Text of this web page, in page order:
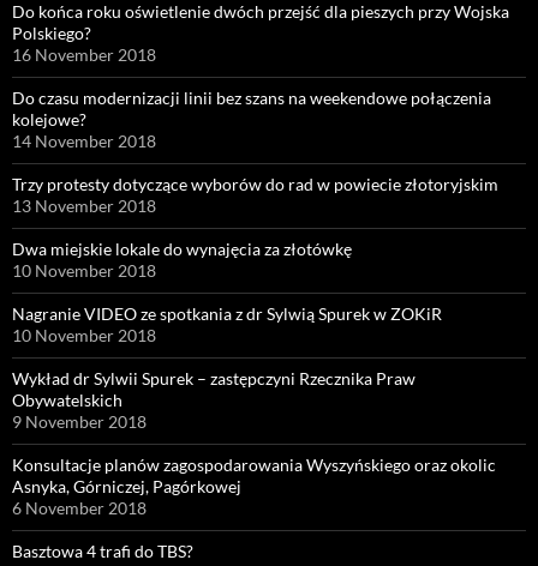
Do końca roku oświetlenie dwóch przejść dla pieszych przy Wojska
Polskiego?
16 November 2018
Do czasu modernizacji linii bez szans na weekendowe połączenia
kolejowe?
14 November 2018
Trzy protesty dotyczące wyborów do rad w powiecie złotoryjskim
13 November 2018
Dwa miejskie lokale do wynajęcia za złotówkę
10 November 2018
Nagranie VIDEO ze spotkania z dr Sylwią Spurek w ZOKiR
10 November 2018
Wykład dr Sylwii Spurek – zastępczyni Rzecznika Praw
Obywatelskich
9 November 2018
Konsultacje planów zagospodarowania Wyszyńskiego oraz okolic
Asnyka, Górniczej, Pagórkowej
6 November 2018
Basztowa 4 trafi do TBS?